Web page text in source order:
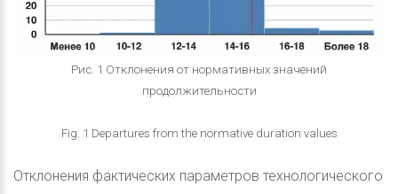
Рис. 1 Отклонения от нормативных значений
продолжительности
Fig. 1 Departures from the normative duration values
Отклонения фактических параметров технологического